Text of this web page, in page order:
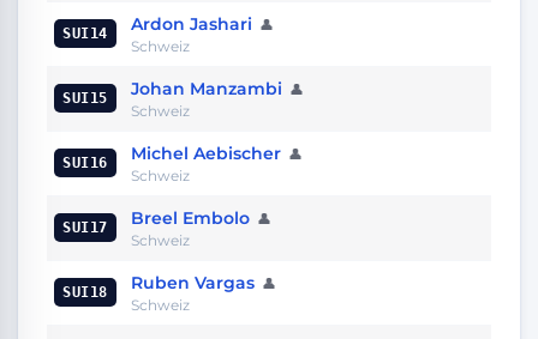
SUI14 Ardon Jashari 👤
Schweiz
SUI15 Johan Manzambi 👤
Schweiz
SUI16 Michel Aebischer 👤
Schweiz
SUI17 Breel Embolo 👤
Schweiz
SUI18 Ruben Vargas 👤
Schweiz